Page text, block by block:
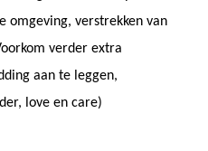
omgeving, verstrekken van
verder extra
aan te leggen,
love en care)